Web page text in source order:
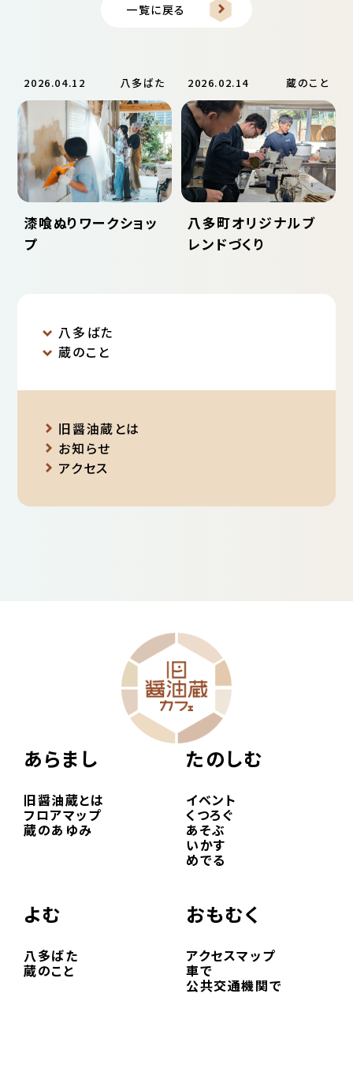
ョ
ン
一覧に戻る
2026.04.12 八多ばた
漆喰ぬりワークショッ
プ
2026.02.14 蔵のこと
八多町オリジナルブ
レンドづくり
八多ばた
蔵のこと
旧醤油蔵とは
お知らせ
アクセス
あらまし
旧醤油蔵とは
フロアマップ
蔵のあゆみ
たのしむ
イベント
くつろぐ
あそぶ
いかす
めでる
よむ
八多ばた
蔵のこと
おもむく
アクセスマップ
車で
公共交通機関で